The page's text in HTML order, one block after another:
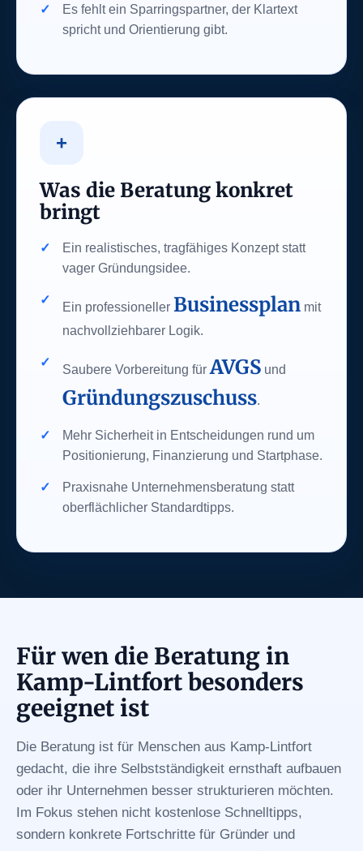
Es fehlt ein Sparringspartner, der Klartext
spricht und Orientierung gibt.
+
Was die Beratung konkret
bringt
Ein realistisches, tragfähiges Konzept statt
vager Gründungsidee.
Ein professioneller Businessplan mit
nachvollziehbarer Logik.
Saubere Vorbereitung fürAVGS und
Gründungszuschuss.
Mehr Sicherheit in Entscheidungen rund um
Positionierung, Finanzierung und Startphase.
Praxisnahe Unternehmensberatung statt
oberflächlicher Standardtipps.
Für wen die Beratung in
Kamp-Lintfort besonders
geeignet ist
Die Beratung ist für Menschen aus Kamp-Lintfort
gedacht, die ihre Selbstständigkeit ernsthaft aufbauen
oder ihr Unternehmen besser strukturieren möchten.
Im Fokus stehen nicht kostenlose Schnelltipps,
sondern konkrete Fortschritte für Gründer und